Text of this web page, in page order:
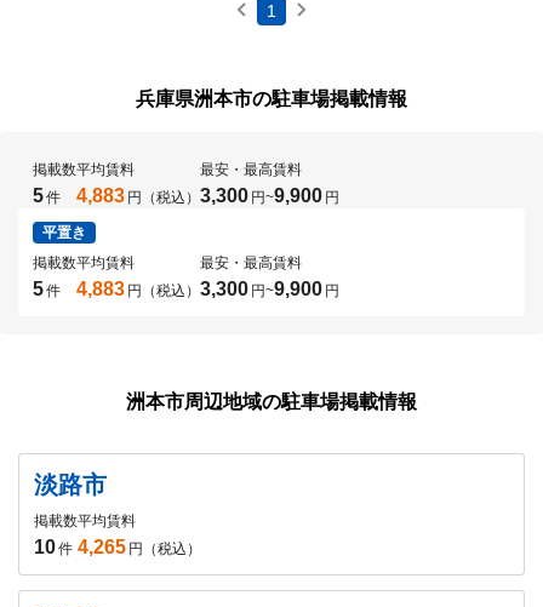
1
兵庫県洲本市の駐車場掲載情報
掲載数
5件
平均賃料
4,883 円（税込）
最安・最高賃料
3,300 円~9,900 円
平置き
掲載数
5件
平均賃料
4,883 円（税込）
最安・最高賃料
3,300 円~9,900 円
洲本市周辺地域の駐車場掲載情報
淡路市
掲載数
10件
平均賃料
4,265 円（税込）